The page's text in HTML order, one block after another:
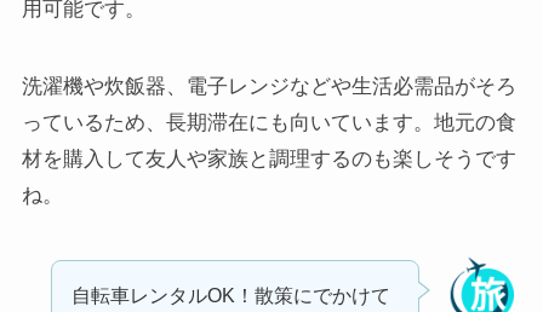
用可能です。
洗濯機や炊飯器、電子レンジなどや生活必需品がそろ
っているため、長期滞在にも向いています。地元の食
材を購入して友人や家族と調理するのも楽しそうです
ね。
自転車レンタルOK！散策にでかけて